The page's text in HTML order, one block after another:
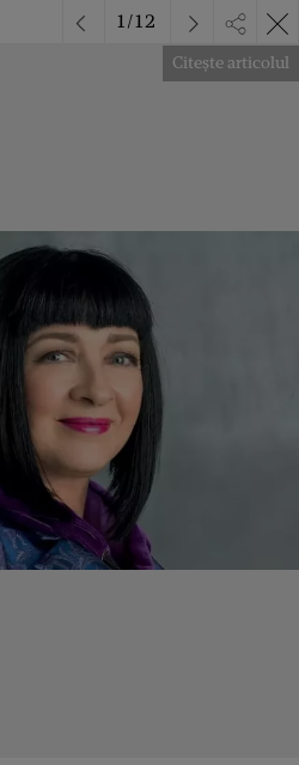
Citește articolul
1/12